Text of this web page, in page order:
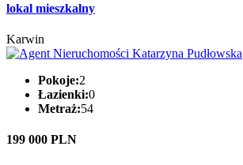
lokal mieszkalny
Karwin
Pokoje:2
Łazienki:0
Metraż:54
199 000 PLN